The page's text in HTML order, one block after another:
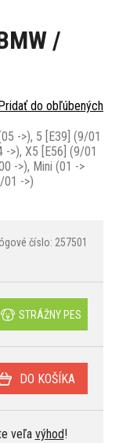
/
do obľúbených
->), 5 [E39] (9/01
->), X5 [E56] (9/01
->), Mini (01 ->
01 ->)
číslo: 257501
STRÁŽNY PES
DO KOŠÍKA
veľa výhod!